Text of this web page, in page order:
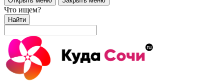
Что ищем?
Найти